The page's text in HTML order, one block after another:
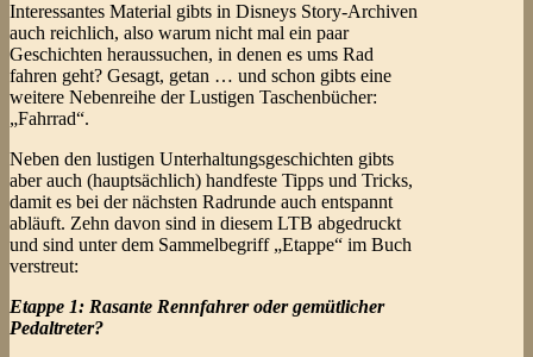
Interessantes Material gibts in Disneys Story-Archiven
auch reichlich, also warum nicht mal ein paar
Geschichten heraussuchen, in denen es ums Rad
fahren geht? Gesagt, getan … und schon gibts eine
weitere Nebenreihe der Lustigen Taschenbücher:
„Fahrrad“.
Neben den lustigen Unterhaltungsgeschichten gibts
aber auch (hauptsächlich) handfeste Tipps und Tricks,
damit es bei der nächsten Radrunde auch entspannt
abläuft. Zehn davon sind in diesem LTB abgedruckt
und sind unter dem Sammelbegriff „Etappe“ im Buch
verstreut:
Etappe 1: Rasante Rennfahrer oder gemütlicher
Pedaltreter?